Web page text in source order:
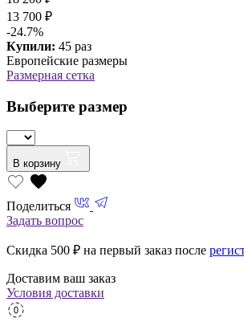
13 700 ₽
-24.7%
Купили: 45 раз
Европейские размеры
Размерная сетка
Выберите размер
В корзину
Поделиться
Задать вопрос
Скидка 500 ₽ на первый заказ после
Доставим ваш заказ
Условия доставки